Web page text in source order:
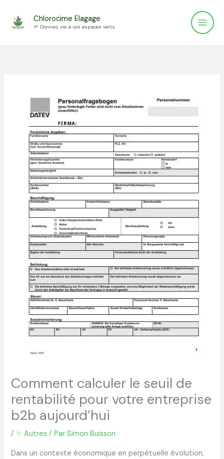
Chlorocime Elagage
🌱 Donnez vie à vos espaces verts
Comment calculer le seuil de
rentabilité pour votre entreprise
b2b aujourd’hui
/✨ Autres / ParSimon Buisson
Dans un contexte économique en perpétuelle évolution,